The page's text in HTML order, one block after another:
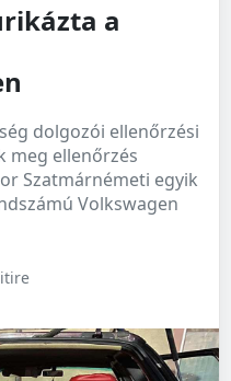
a
dolgozói ellenőrzési
meg ellenőrzés
Szatmárnémeti egyik
Volkswagen